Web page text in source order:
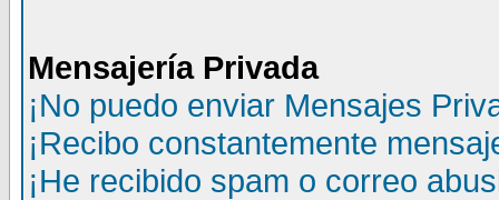
Mensajería Privada
¡No puedo enviar Mensajes
¡Recibo constantemente
¡He recibido spam o correo